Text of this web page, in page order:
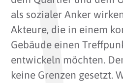
als sozialer Anker
Akteure, die in einem
Gebäude einen
entwickeln möchten.
keine Grenzen gesetzt.